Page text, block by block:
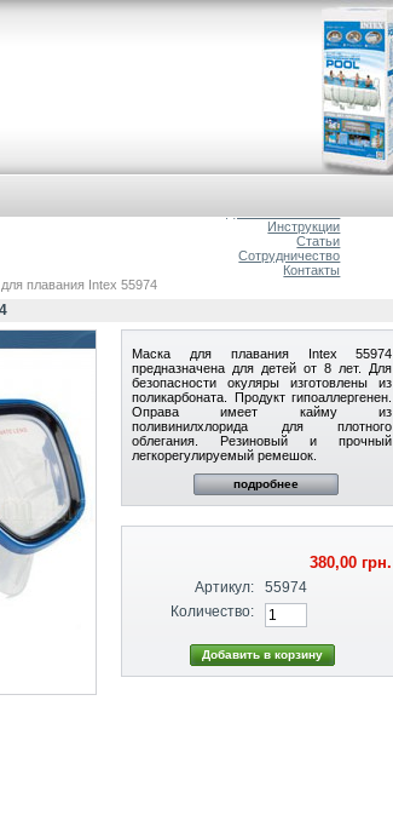
Инструкции
Статьи
Сотрудничество
Контакты
плавания Intex 55974
Маска для плавания Intex 55974
предназначена для детей от 8 лет. Для
безопасности окуляры изготовлены из
поликарбоната. Продукт гипоаллергенен.
Оправа имеет кайму из
поливинилхлорида для плотного
облегания. Резиновый и прочный
легкорегулируемый ремешок.
подробнее
380,00 грн.
Артикул:
55974
Количество: